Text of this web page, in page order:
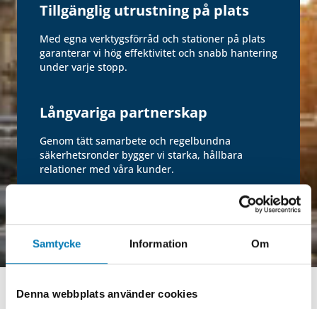
Samtycke Information Om
Denna webbplats använder cookies
Tillgänglig utrustning på plats
Med egna verktygsförråd och stationer på plats
garanterar vi hög effektivitet och snabb hantering
under varje stopp.
Långvariga partnerskap
Genom tätt samarbete och regelbundna
säkerhetsronder bygger vi starka, hållbara
relationer med våra kunder.